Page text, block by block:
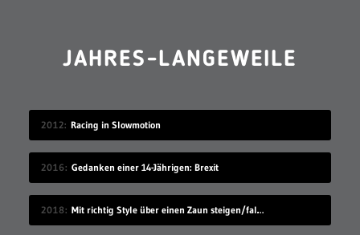
JAHRES-LANGEWEILE
2012 Racing in Slowmotion
2016 Gedanken einer 14-Jährigen: Brexit
2018 Mit richtig Style über einen Zaun steigen/fallen